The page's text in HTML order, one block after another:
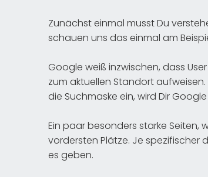
Zunächst einmal musst Du
schauen uns das einmal am
Google weiß inzwischen, dass
zum aktuellen Standort aufweisen.
die Suchmaske ein, wird Dir
Ein paar besonders starke Seiten,
vordersten Plätze. Je spezifischer
es geben.